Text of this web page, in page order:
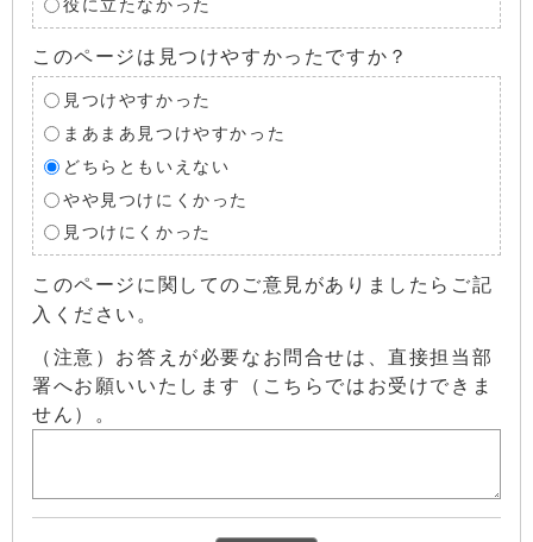
役に立たなかった
このページは見つけやすかったですか？
見つけやすかった
まあまあ見つけやすかった
どちらともいえない
やや見つけにくかった
見つけにくかった
このページに関してのご意見がありましたらご記
入ください。
（注意）お答えが必要なお問合せは、直接担当部
署へお願いいたします（こちらではお受けできま
せん）。